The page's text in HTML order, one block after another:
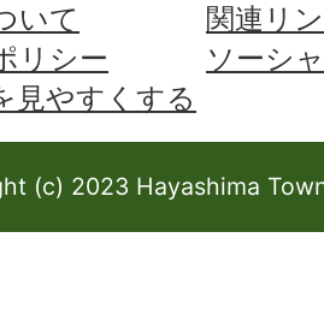
いて
関連リ
リシー
ソーシ
見やすくする
(c) 2023 Hayashima